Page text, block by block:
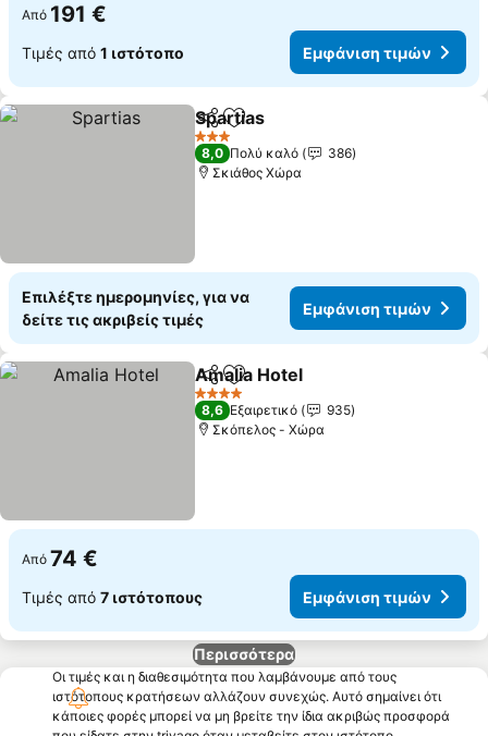
Από 191 €
Τιμές από 1 ιστότοπο Εμφάνιση τιμών
Κοινοποίηση
Προσθήκη στα αγαπημένα
Spartias
3 Αστέρια
8,0 Πολύ καλό
386
Σκιάθος Χώρα
Επιλέξτε ημερομηνίες, για να
δείτε τις ακριβείς τιμές
Εμφάνιση τιμών
Κοινοποίηση
Προσθήκη στα αγαπημένα
Amalia Hotel
4 Αστέρια
8,6 Εξαιρετικό
935
Σκόπελος - Χώρα
Από 74 €
Τιμές από 7 ιστότοπους Εμφάνιση τιμών
Περισσότερα
Οι τιμές και η διαθεσιμότητα που λαμβάνουμε από τους
ιστότοπους κρατήσεων αλλάζουν συνεχώς. Αυτό σημαίνει ότι
κάποιες φορές μπορεί να μη βρείτε την ίδια ακριβώς προσφορά